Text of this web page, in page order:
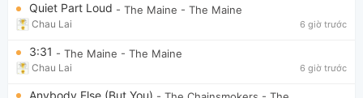
Quiet Part Loud - The Maine - The Maine
Chau Lai 6 giờ trước
3:31 - The Maine - The Maine
Chau Lai 6 giờ trước